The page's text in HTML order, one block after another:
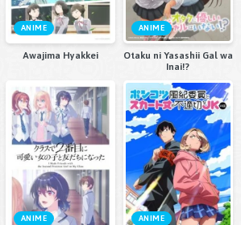
ANIME
Awajima Hyakkei
ANIME
Otaku ni Yasashii Gal wa
Inai!?
ANIME ANIME